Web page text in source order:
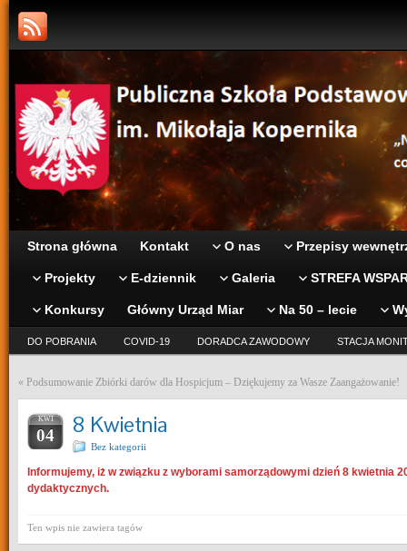
Strona główna Kontakt O nas Przepisy
Projekty E-dziennik Galeria STREFA
Konkursy Główny Urząd Miar Na 50 – lecie
DO POBRANIA COVID-19 DORADCA ZAWODOWY STACJA
« Podsumowanie Zbiórki darów dla Hospicjum – Dziękujemy za Wasze Zaangażowanie!
KWI
04 8 Kwietnia
Bez kategorii
Informujemy, iż w związku z wyborami samorządowymi dzień 8 kwietnia
dydaktycznych.
Ten wpis nie zawiera tagów